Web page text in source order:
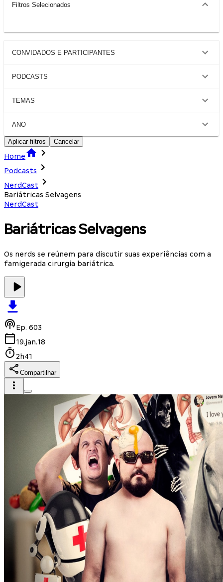
Filtros Selecionados
CONVIDADOS E PARTICIPANTES
PODCASTS
TEMAS
ANO
Aplicar filtros Cancelar
Home
Podcasts
NerdCast
Bariátricas Selvagens
NerdCast
Bariátricas Selvagens
Os nerds se reúnem para discutir suas experiências com a
famigerada cirurgia bariátrica.
Ep. 603
19.jan.18
2h41
Compartilhar